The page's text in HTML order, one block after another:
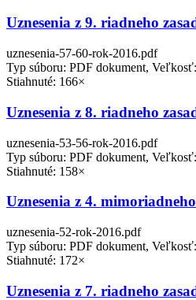
Uznesenia z 9. riadneho
uznesenia-57-60-rok-2016.pdf
Typ súboru: PDF dokument,
Stiahnuté: 166×
Uznesenia z 8. riadneho
uznesenia-53-56-rok-2016.pdf
Typ súboru: PDF dokument,
Stiahnuté: 158×
Uznesenia z 4.
uznesenia-52-rok-2016.pdf
Typ súboru: PDF dokument,
Stiahnuté: 172×
Uznesenia z 7. riadneho